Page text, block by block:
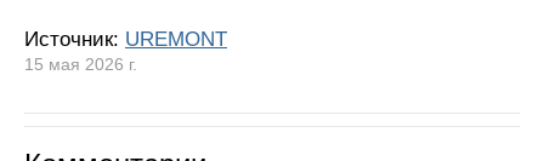
Источник: UREMONT
15 мая 2026 г.